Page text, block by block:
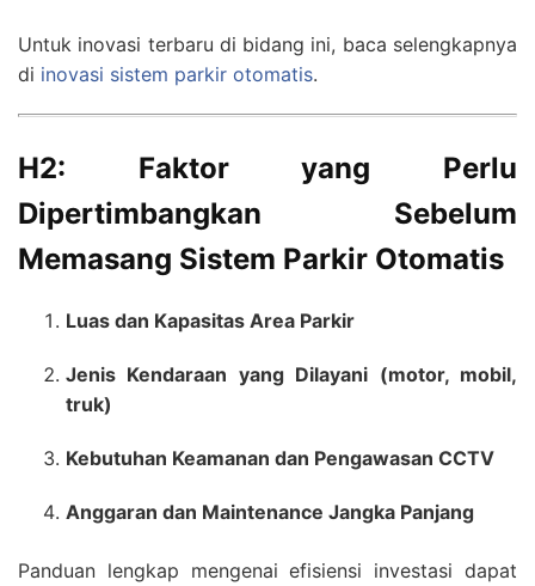
Untuk inovasi terbaru di bidang ini, baca selengkapnya
di inovasi sistem parkir otomatis.
H2: Faktor yang Perlu
Dipertimbangkan Sebelum
Memasang Sistem Parkir Otomatis
Luas dan Kapasitas Area Parkir
Jenis Kendaraan yang Dilayani (motor, mobil,
truk)
Kebutuhan Keamanan dan Pengawasan CCTV
Anggaran dan Maintenance Jangka Panjang
Panduan lengkap mengenai efisiensi investasi dapat